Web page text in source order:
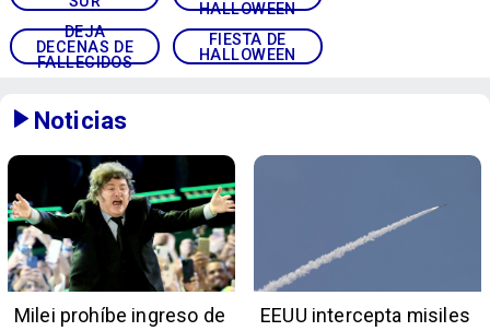
HALLOWEEN
DEJA
DECENAS DE
FALLECIDOS
FIESTA DE
HALLOWEEN
Noticias
Milei prohíbe ingreso de
EEUU intercepta misiles